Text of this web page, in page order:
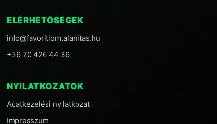
ELÉRHETŐSÉGEK
info@favoritlomtalanitas.hu
+36 70 426 44 36
NYILATKOZATOK
Adatkezelési nyilatkozat
Impresszum